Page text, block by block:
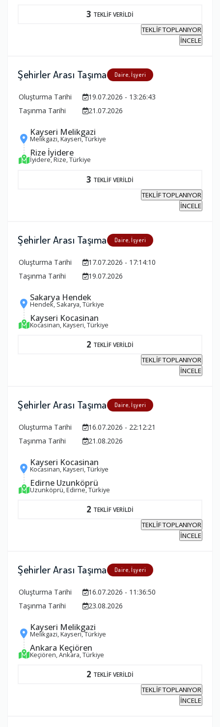
3 TEKLİF VERİLDİ
TEKLİF TOPLANIYOR
İNCELE
Şehirler Arası Taşıma Daire, İşyeri
Oluşturma Tarihi
19.07.2026 - 13:26:43
Taşınma Tarihi
21.07.2026
Kayseri Melikgazi
Melikgazi, Kayseri, Türkiye
Rize İyidere
İyidere, Rize, Türkiye
3 TEKLİF VERİLDİ
TEKLİF TOPLANIYOR
İNCELE
Şehirler Arası Taşıma Daire, İşyeri
Oluşturma Tarihi
17.07.2026 - 17:14:10
Taşınma Tarihi
19.07.2026
Sakarya Hendek
Hendek, Sakarya, Türkiye
Kayseri Kocasinan
Kocasinan, Kayseri, Türkiye
2 TEKLİF VERİLDİ
TEKLİF TOPLANIYOR
İNCELE
Şehirler Arası Taşıma Daire, İşyeri
Oluşturma Tarihi
16.07.2026 - 22:12:21
Taşınma Tarihi
21.08.2026
Kayseri Kocasinan
Kocasinan, Kayseri, Türkiye
Edirne Uzunköprü
Uzunköprü, Edirne, Türkiye
2 TEKLİF VERİLDİ
TEKLİF TOPLANIYOR
İNCELE
Şehirler Arası Taşıma Daire, İşyeri
Oluşturma Tarihi
16.07.2026 - 11:36:50
Taşınma Tarihi
23.08.2026
Kayseri Melikgazi
Melikgazi, Kayseri, Türkiye
Ankara Keçiören
Keçiören, Ankara, Türkiye
2 TEKLİF VERİLDİ
TEKLİF TOPLANIYOR
İNCELE